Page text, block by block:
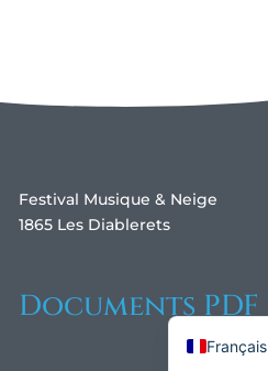
Festival Musique & Neige
1865 Les Diablerets
Documents PDF
Français
English